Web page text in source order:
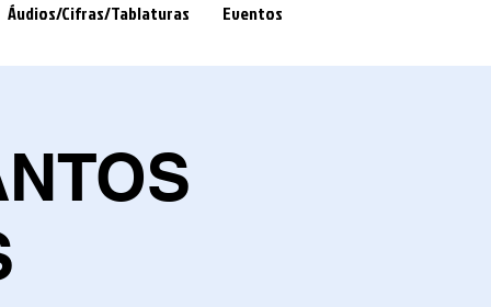
Áudios/Cifras/Tablaturas Eventos